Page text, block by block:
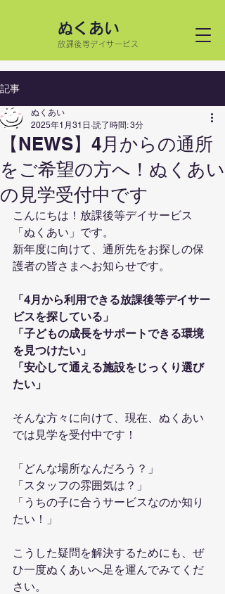
ぬくあい
放課後等デイサービス
記事
【NEWS】4月からの通所
をご希望の方へ！ぬくあい
の見学受付中です
ぬくあい
2025年1月31日 読了時間: 3分
こんにちは！放課後等デイサービス
「ぬくあい」です。
新年度に向けて、通所先をお探しの保
護者の皆さまへお知らせです。
「4月から利用できる放課後等デイサー
ビスを探している」
「子どもの成長をサポートできる環境
を見つけたい」
「安心して通える施設をじっくり選び
たい」
そんな方々に向けて、現在、ぬくあい
では見学を受付中です！
「どんな場所なんだろう？」
「スタッフの雰囲気は？」
「うちの子に合うサービスなのか知り
たい！」
こうした疑問を解決するためにも、ぜ
ひ一度ぬくあいへ足を運んでみてくだ
さい。